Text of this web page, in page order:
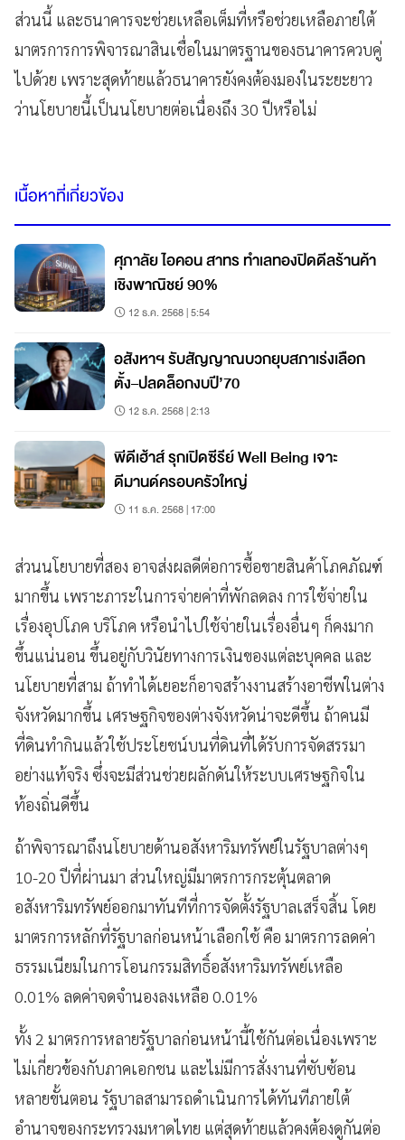
ส่วนนี้ และธนาคารจะช่วยเหลือเต็มที่หรือช่วยเหลือภายใต้
มาตรการการพิจารณาสินเชื่อในมาตรฐานของธนาคารควบคู่
ไปด้วย เพราะสุดท้ายแล้วธนาคารยังคงต้องมองในระยะยาว
ว่านโยบายนี้เป็นนโยบายต่อเนื่องถึง 30 ปีหรือไม่
เนื้อหาที่เกี่ยวข้อง
ศุภาลัย ไอคอน สาทร ทำเลทองปิดดีลร้านค้า
เชิงพาณิชย์ 90%
12 ธ.ค. 2568 | 5:54
อสังหาฯ รับสัญญาณบวกยุบสภาเร่งเลือก
ตั้ง–ปลดล็อกงบปี’70
12 ธ.ค. 2568 | 2:13
พีดีเฮ้าส์ รุกเปิดซีรีย์ Well Being เจาะ
ดีมานด์ครอบครัวใหญ่
11 ธ.ค. 2568 | 17:00
ส่วนนโยบายที่สอง อาจส่งผลดีต่อการซื้อขายสินค้าโภคภัณฑ์
มากขึ้น เพราะภาระในการจ่ายค่าที่พักลดลง การใช้จ่ายใน
เรื่องอุปโภค บริโภค หรือนำไปใช้จ่ายในเรื่องอื่นๆ ก็คงมาก
ขึ้นแน่นอน ขึ้นอยู่กับวินัยทางการเงินของแต่ละบุคคล และ
นโยบายที่สาม ถ้าทำได้เยอะก็อาจสร้างงานสร้างอาชีพในต่าง
จังหวัดมากขึ้น เศรษฐกิจของต่างจังหวัดน่าจะดีขึ้น ถ้าคนมี
ที่ดินทำกินแล้วใช้ประโยชน์บนที่ดินที่ได้รับการจัดสรรมา
อย่างแท้จริง ซึ่งจะมีส่วนช่วยผลักดันให้ระบบเศรษฐกิจใน
ท้องถิ่นดีขึ้น
ถ้าพิจารณาถึงนโยบายด้านอสังหาริมทรัพย์ในรัฐบาลต่างๆ
10-20 ปีที่ผ่านมา ส่วนใหญ่มีมาตรการกระตุ้นตลาด
อสังหาริมทรัพย์ออกมาทันทีที่การจัดตั้งรัฐบาลเสร็จสิ้น โดย
มาตรการหลักที่รัฐบาลก่อนหน้าเลือกใช้ คือ มาตรการลดค่า
ธรรมเนียมในการโอนกรรมสิทธิ์อสังหาริมทรัพย์เหลือ
0.01% ลดค่าจดจำนองลงเหลือ 0.01%
ทั้ง 2 มาตรการหลายรัฐบาลก่อนหน้านี้ใช้กันต่อเนื่องเพราะ
ไม่เกี่ยวข้องกับภาคเอกชน และไม่มีการสั่งงานที่ซับซ้อน
หลายขั้นตอน รัฐบาลสามารถดำเนินการได้ทันทีภายใต้
อำนาจของกระทรวงมหาดไทย แต่สุดท้ายแล้วคงต้องดูกันต่อ